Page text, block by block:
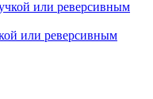
или реверсивным